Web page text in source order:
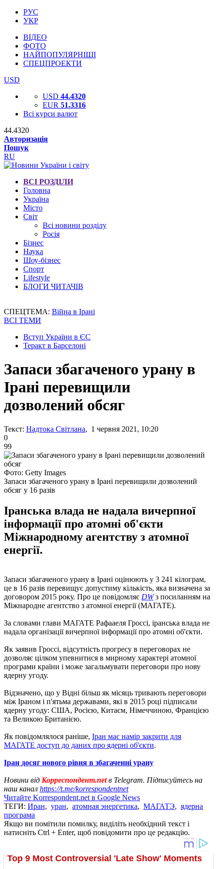
РУС
УКР
ВІДЕО
ФОТО
НАЙПОПУЛЯРНІШІ
СПЕЦПРОЕКТИ
USD
USD 44.4320
EUR 51.3316
Всі курси валют
44.4320
Авторизація
Пошук
RU
ВСІ РОЗДІЛИ
Головна
Україна
Місто
Світ
Всі новини розділу
Росія
Бізнес
Наука
Шоу-бізнес
Спорт
Lifestyle
БЛОГИ ЧИТАЧІВ
СПЕЦТЕМА: Війна в Ірані
ВСІ ТЕМИ
Вступ України в ЄС
Теракт в Барселоні
Запаси збагаченого урану в
Ірані перевищили
дозволений обсяг
Текст: Надтока Світлана, 1 червня 2021, 10:20
0
99
Фото: Getty Images
Запаси збагаченого урану в Ірані перевищили дозволений
обсяг у 16 разів
Іранська влада не надала вичерпної
інформації про атомні об'єкти
Міжнародному агентству з атомної
енергії.
Запаси збагаченого урану в Ірані оцінюють у 3 241 кілограм,
це в 16 разів перевищує допустиму кількість, яка визначена за
договором 2015 року. Про це повідомляє DWз посиланням на
Міжнародне агентство з атомної енергії (МАГАТЕ).
За словами глави МАГАТЕ Рафааеля Гроссі, іранська влада не
надала організації вичерпної інформації про атомні об'єкти.
Як заявив Гроссі, відсутність прогресу в переговорах не
дозволяє цілком упевнитися в мирному характері атомної
програми країни і може загальмувати переговори про нову
ядерну угоду.
Відзначено, що у Відні більш як місяць тривають переговори
між Іраном і п'ятьма державами, які в 2015 році підписали
ядерну угоду: США, Росією, Китаєм, Німеччиною, Францією
та Великою Британією.
Як повідомлялося раніше, Іран має намір закрити для
МАГАТЕ доступ до даних про ядерні об'єкти.
Іран досяг нового рівня в збагаченні урану
Новини від Корреспондент.netв Telegram. Підписуйтесь на
наш канал https://t.me/korrespondentnet
Читайте Korrespondent.net в Google News
ТЕГИ: Иран, уран, атомная энергетика, МАГАТЭ, ядерна
програма
Якщо ви помітили помилку, виділіть необхідний текст і
натисніть Ctrl + Enter, щоб повідомити про це редакцію.